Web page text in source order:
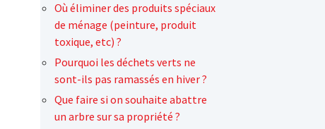
Où éliminer des produits spéciaux
de ménage (peinture, produit
toxique, etc) ?
Pourquoi les déchets verts ne
sont-ils pas ramassés en hiver ?
Que faire si on souhaite abattre
un arbre sur sa propriété ?